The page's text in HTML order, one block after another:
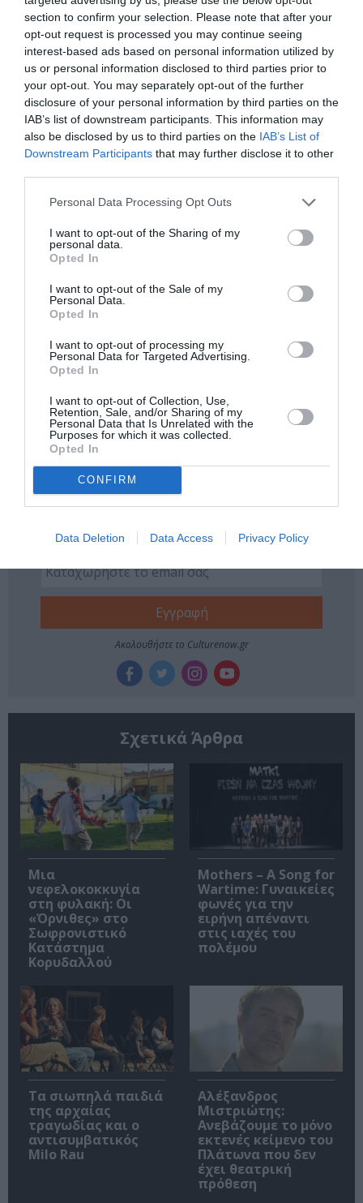
section to confirm your selection. Please note that after your
opt-out request is processed you may continue seeing
interest-based ads based on personal information utilized by
us or personal information disclosed to third parties prior to
your opt-out. You may separately opt-out of the further
disclosure of your personal information by third parties on the
IAB’s list of downstream participants. This information may
also be disclosed by us to third parties on the IAB’s List of
Downstream Participants that may further disclose it to other
Personal Data Processing Opt Outs
I want to opt-out of the Sharing of my
personal data.
Opted In
I want to opt-out of the Sale of my
Personal Data.
Opted In
I want to opt-out of processing my
Personal Data for Targeted Advertising.
Opted In
I want to opt-out of Collection, Use,
Retention, Sale, and/or Sharing of my
Personal Data that Is Unrelated with the
Purposes for which it was collected.
Opted In
CONFIRM
Data Deletion Data Access Privacy Policy
Ελλήνων, δικαιούται τα όπλα του Αχιλλέα μετά το
θάνατο του. Όταν αυτά με δολοπλοκία καταλήγουν στον
Οδυσσέα, αποφασίζει να εκδικηθεί. Γίνεται όμως
έρμαιο της θεάς Αθηνάς και περίγελος του
στρατεύματος των Αργείων. Ατιμασμένος και
απεγνωσμένος, αυτοκτονεί.
Ακολουθήστε το Culturenow.gr στοGoogle Newsκαι
μάθετε πρώτοι όλες τις ειδήσεις
Δείτε όλα τατελευταία νέαγια την Τέχνη και τον
Πολιτισμό στοCulturenow.gr
Νέοι Διαγωνισμοί
Tags
ΑΡΧΑΙΟ ΔΡΑΜΑ
ΒΟΛΤΑ ΣΤΗΝ ΠΟΛΗ
ΓΙΩΡΓΟΣ ΝΑΝΟΥΡΗΣ
ΕΛΛΗΝΙΚΟ ΕΡΓΟ
ΘΕΑΤΡΙΚΕΣ ΠΑΡΑΣΤΑΣΕΙΣ 2022 - 2023
ΚΩΜΩΔΙΑ
ΜΙΧΑΛΗΣ ΣΑΡΑΝΤΗΣ
ΟΥΙΛΛΙΑΜ ΣΑΙΞΠΗΡ
ΣΟΦΟΚΛΗΣ
Newsletter
την Τέχνη και τον Πολιτισμό!
Ακολουθήστε το Culturenow.gr
Σχετικά Άρθρα
Μια
νεφελοκοκκυγία
στη φυλακή: Οι
«Όρνιθες» στο
Σωφρονιστικό
Κατάστημα
Κορυδαλλού
Mothers – A Song for
Wartime: Γυναικείες
φωνές για την
ειρήνη απέναντι
στις ιαχές του
πολέμου
Τα σιωπηλά παιδιά
της αρχαίας
τραγωδίας και ο
αντισυμβατικός
Milo Rau
Αλέξανδρος
Μιστριώτης:
Ανεβάζουμε το μόνο
εκτενές κείμενο του
Πλάτωνα που δεν
έχει θεατρική
πρόθεση